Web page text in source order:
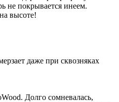
не покрывается инеем.
высоте!
даже при сквозняках
Долго сомневалась,